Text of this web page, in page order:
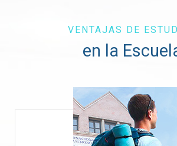
VENTAJAS DE
en la